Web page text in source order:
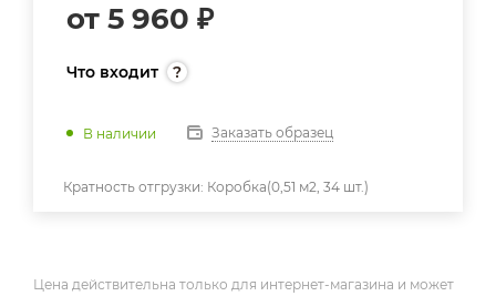
от 5 960 ₽
Что входит
В наличии Заказать образец
Кратность отгрузки: Коробка(0,51 м2, 34 шт.)
Цена действительна только для интернет-магазина и может